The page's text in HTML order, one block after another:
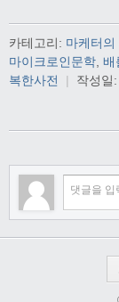
카테고리: 마케터의
마이크로인문학 배
복한사전
| 작성일: